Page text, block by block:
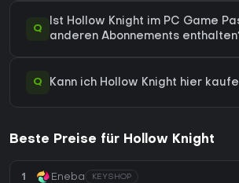
Q
Ist Hollow Knight im PC Game
anderen Abonnements
Q Kann ich Hollow Knight hier
Beste Preise für Hollow Knight
1 Eneba KEYSHOP